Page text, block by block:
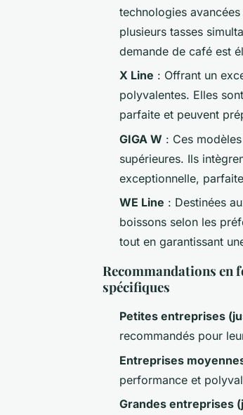
technologies
plusieurs tasses
demande de café est
X Line : Offrant un
polyvalentes. Elles
parfaite et peuvent
GIGA W : Ces
supérieures. Ils
exceptionnelle,
WE Line : Destinées
boissons selon les
tout en garantissant
Recommandations en
spécifiques
Petites entreprises
recommandés pour
Entreprises
performance et
Grandes entreprises